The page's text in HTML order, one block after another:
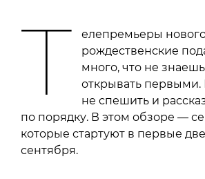
Т
елепремьеры
рождественские
много, что не
открывать
не спешить и
по порядку. В этом обзоре —
которые стартуют в первые
сентября.